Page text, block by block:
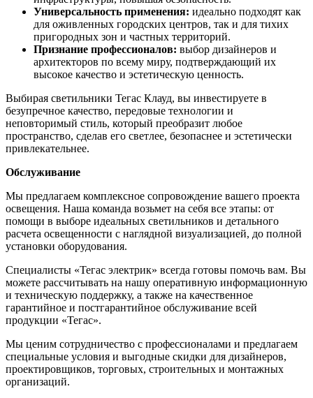
Универсальность применения: идеально подходят как
для оживленных городских центров, так и для тихих
пригородных зон и частных территорий.
Признание профессионалов: выбор дизайнеров и
архитекторов по всему миру, подтверждающий их
высокое качество и эстетическую ценность.
Выбирая светильники Тегас Клауд, вы инвестируете в
безупречное качество, передовые технологии и
неповторимый стиль, который преобразит любое
пространство, сделав его светлее, безопаснее и эстетически
привлекательнее.
Обслуживание
Мы предлагаем комплексное сопровождение вашего проекта
освещения. Наша команда возьмет на себя все этапы: от
помощи в выборе идеальных светильников и детального
расчета освещенности с наглядной визуализацией, до полной
установки оборудования.
Специалисты «Тегас электрик» всегда готовы помочь вам. Вы
можете рассчитывать на нашу оперативную информационную
и техническую поддержку, а также на качественное
гарантийное и постгарантийное обслуживание всей
продукции «Тегас».
Мы ценим сотрудничество с профессионалами и предлагаем
специальные условия и выгодные скидки для дизайнеров,
проектировщиков, торговых, строительных и монтажных
организаций.